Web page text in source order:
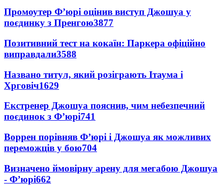
Промоутер Ф’юрі оцінив виступ Джошуа у
поєдинку з Пренгою3877
Позитивний тест на кокаїн: Паркера офіційно
виправдали3588
Названо титул, який розіграють Ітаума і
Хрговіч1629
Екстренер Джошуа пояснив, чим небезпечний
поєдинок з Ф’юрі741
Воррен порівняв Ф’юрі і Джошуа як можливих
переможців у бою704
Визначено ймовірну арену для мегабою Джошуа
- Ф’юрі662